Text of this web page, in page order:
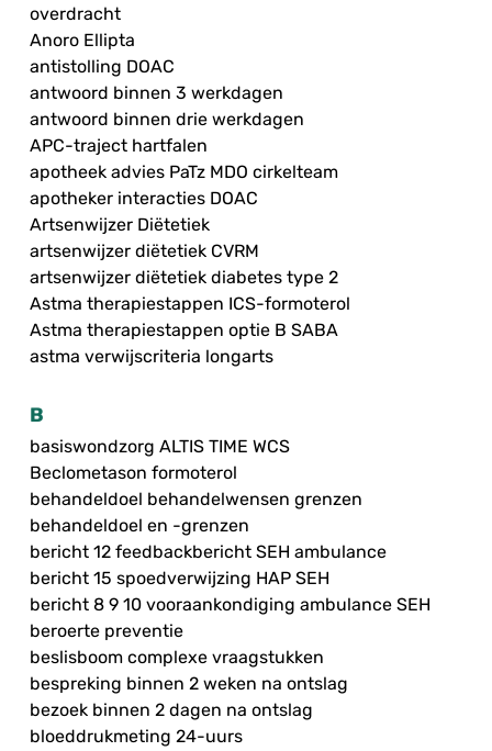
overdracht
Anoro Ellipta
antistolling DOAC
antwoord binnen 3 werkdagen
antwoord binnen drie werkdagen
APC-traject hartfalen
apotheek advies PaTz MDO cirkelteam
apotheker interacties DOAC
Artsenwijzer Diëtetiek
artsenwijzer diëtetiek CVRM
artsenwijzer diëtetiek diabetes type 2
Astma therapiestappen ICS-formoterol
Astma therapiestappen optie B SABA
astma verwijscriteria longarts
B
basiswondzorg ALTIS TIME WCS
Beclometason formoterol
behandeldoel behandelwensen grenzen
behandeldoel en -grenzen
bericht 12 feedbackbericht SEH ambulance
bericht 15 spoedverwijzing HAP SEH
bericht 8 9 10 vooraankondiging ambulance SEH
beroerte preventie
beslisboom complexe vraagstukken
bespreking binnen 2 weken na ontslag
bezoek binnen 2 dagen na ontslag
bloeddrukmeting 24-uurs